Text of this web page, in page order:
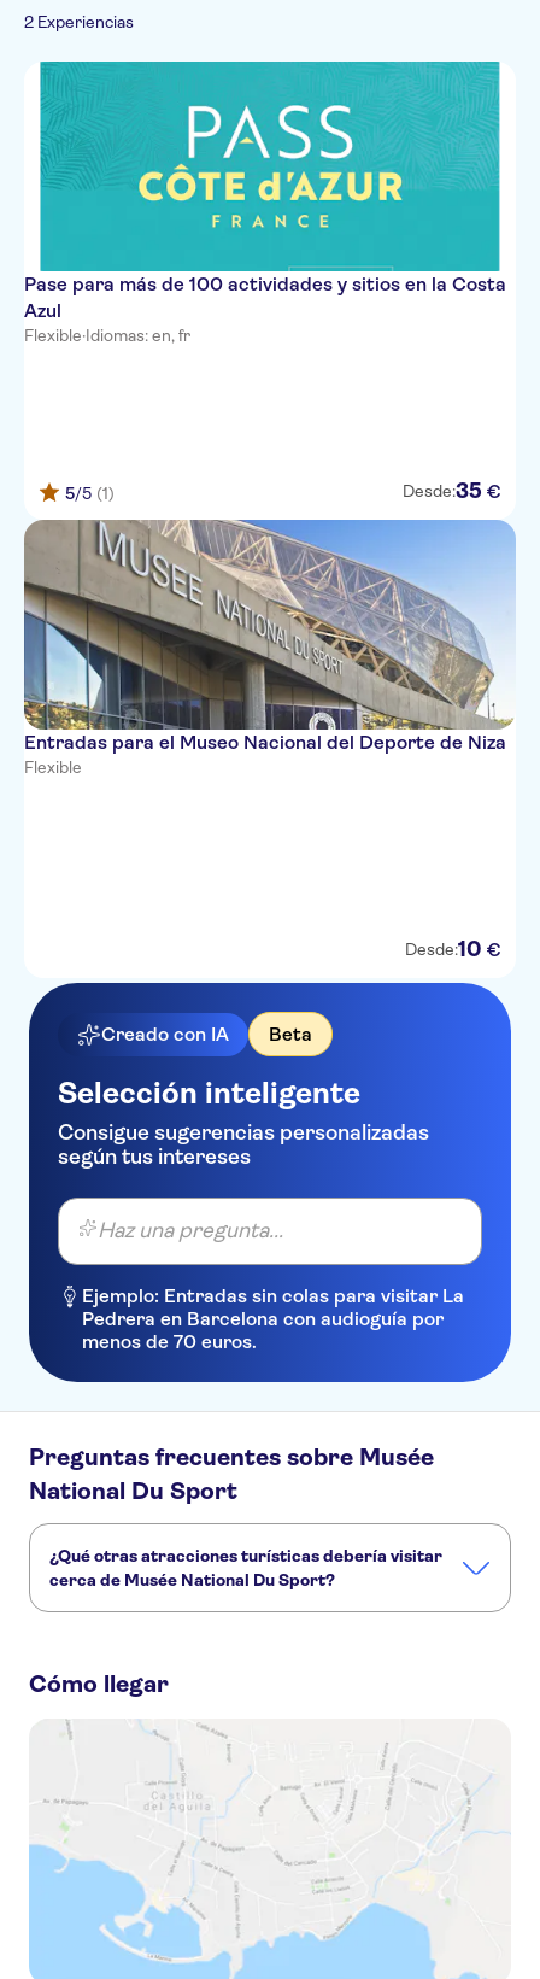
recorridos en bici
Otros deportes
interior
Recorridos a pie
Actividades acuáticas
Gastronomía
Folclore
Entradas y eventos
2 Experiencias
Pase para más de 100 actividades y sitios en la Costa
Azul
Flexible·Idiomas: en, fr
5/5 (1) Desde:35 €
Entradas para el Museo Nacional del Deporte de Niza
Flexible
Desde:10 €
Creado con IA Beta
Selección inteligente
Consigue sugerencias personalizadas
según tus intereses
Haz una pregunta...
Ejemplo: Entradas sin colas para visitar La
Pedrera en Barcelona con audioguía por
menos de 70 euros.
Preguntas frecuentes sobre Musée
National Du Sport
¿Qué otras atracciones turísticas debería visitar
cerca de Musée National Du Sport?
Day trips to Saint Paul de Vence
Promenade des Anglais
Cómo llegar